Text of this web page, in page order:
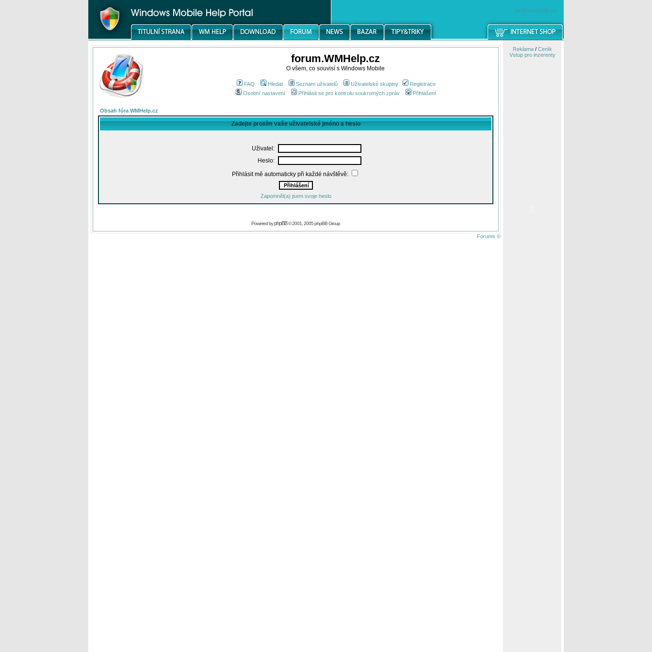
windowsmobile.cz
forum.WMHelp.cz
O všem, co souvisí s Windows Mobile
FAQ Hledat Seznam uživatelů Uživatelské skupiny
Registrace
Osobní nastavení
Přihlásit se pro kontrolu soukromých zpráv Přihlášení
Obsah fóra WMHelp.cz
Zadejte prosím vaše uživatelské jméno a heslo
Uživatel:
Heslo:
Přihlásit mě automaticky při každé návštěvě:
Zapomněl(a) jsem svoje heslo
Powered byphpBB© 2001, 2005 phpBB Group
Forums ©
Reklama/ Ceník
Vstup pro inzerenty